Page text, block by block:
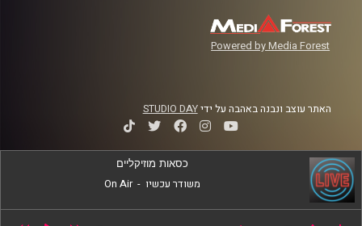
Powered by Media Forest
האתר עוצב ונבנה באהבה על ידיSTUDIO DAY
כסאות מוזיקליים
משודר עכשיו -
On Air